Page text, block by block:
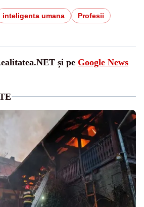
inteligenta umana
Profesii
și pe Google News